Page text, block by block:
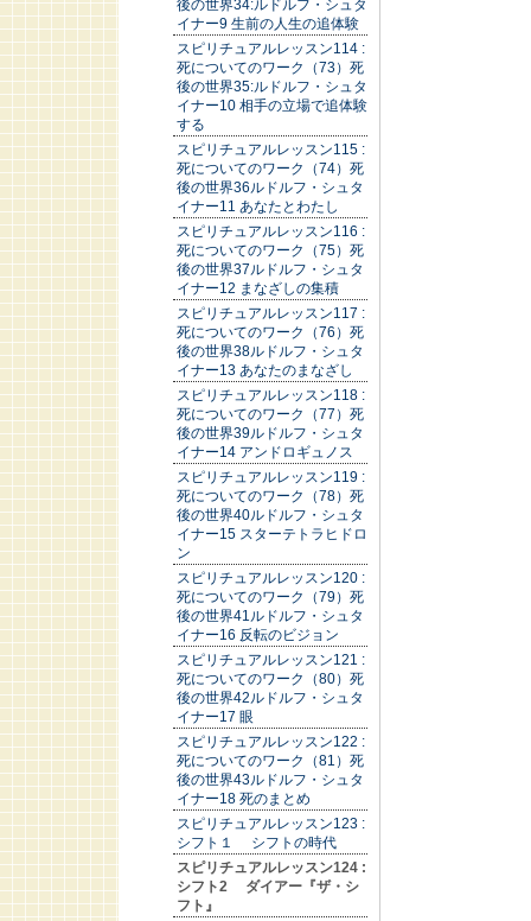
後の世界34:ルドルフ・シュタ
イナー9 生前の人生の追体験
スピリチュアルレッスン114 :
死についてのワーク（73）死
後の世界35:ルドルフ・シュタ
イナー10 相手の立場で追体験
する
スピリチュアルレッスン115 :
死についてのワーク（74）死
後の世界36ルドルフ・シュタ
イナー11 あなたとわたし
スピリチュアルレッスン116 :
死についてのワーク（75）死
後の世界37ルドルフ・シュタ
イナー12 まなざしの集積
スピリチュアルレッスン117 :
死についてのワーク（76）死
後の世界38ルドルフ・シュタ
イナー13 あなたのまなざし
スピリチュアルレッスン118 :
死についてのワーク（77）死
後の世界39ルドルフ・シュタ
イナー14 アンドロギュノス
スピリチュアルレッスン119 :
死についてのワーク（78）死
後の世界40ルドルフ・シュタ
イナー15 スターテトラヒドロ
ン
スピリチュアルレッスン120 :
死についてのワーク（79）死
後の世界41ルドルフ・シュタ
イナー16 反転のビジョン
スピリチュアルレッスン121 :
死についてのワーク（80）死
後の世界42ルドルフ・シュタ
イナー17 眼
スピリチュアルレッスン122 :
死についてのワーク（81）死
後の世界43ルドルフ・シュタ
イナー18 死のまとめ
スピリチュアルレッスン123 :
シフト１ シフトの時代
スピリチュアルレッスン124 :
シフト2 ダイアー『ザ・シ
フト』